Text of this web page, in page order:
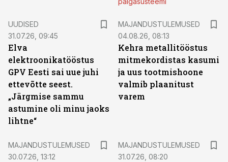
UUDISED
31.07.26, 09:45
Elva
elektroonikatööstus
GPV Eesti sai uue juhi
ettevõtte seest.
„Järgmise sammu
astumine oli minu jaoks
lihtne“
MAJANDUSTULEMUSED
04.08.26, 08:13
Kehra metallitööstus
mitmekordistas kasumi
ja uus tootmishoone
valmib plaanitust
varem
MAJANDUSTULEMUSED
30.07.26, 13:12
MAJANDUSTULEMUSED
31.07.26, 08:20